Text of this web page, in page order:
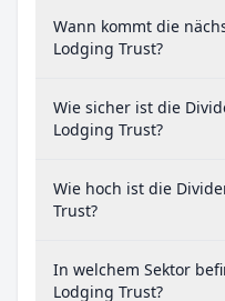
Wann kommt die
Lodging Trust?
Wie sicher ist die
Lodging Trust?
Wie hoch ist die
Trust?
In welchem Sektor
Lodging Trust?